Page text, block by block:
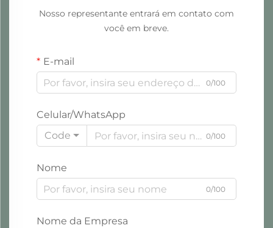
Nosso representante entrará em contato com
você em breve.
E-mail
0/100
Celular/WhatsApp
Code
0/100
Nome
0/100
Nome da Empresa